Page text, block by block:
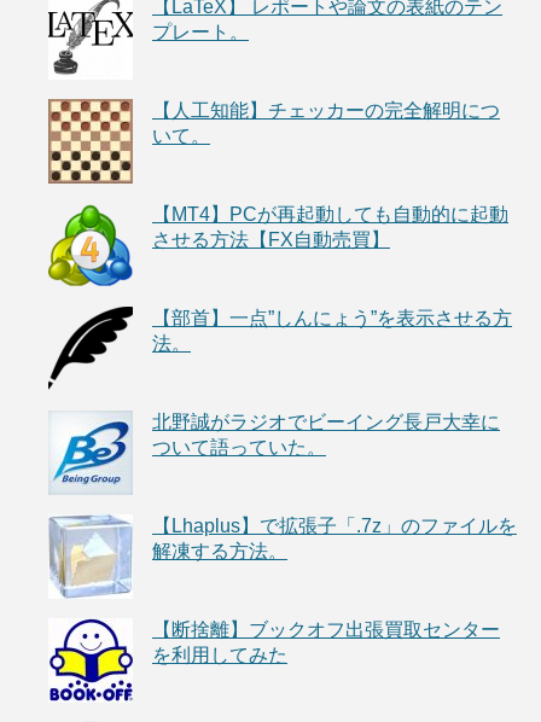
【LaTeX】 レポートや論文の表紙のテン
プレート。
【人工知能】チェッカーの完全解明につ
いて。
【MT4】PCが再起動しても自動的に起動
させる方法【FX自動売買】
【部首】一点”しんにょう”を表示させる方
法。
北野誠がラジオでビーイング長戸大幸に
ついて語っていた。
【Lhaplus】で拡張子「.7z」のファイルを
解凍する方法。
【断捨離】ブックオフ出張買取センター
を利用してみた